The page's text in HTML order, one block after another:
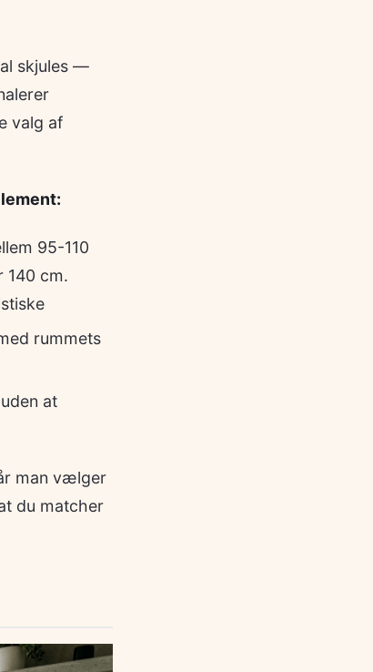
skjules —
valg af
95-110
140 cm.
rummets
at
man vælger
du matcher